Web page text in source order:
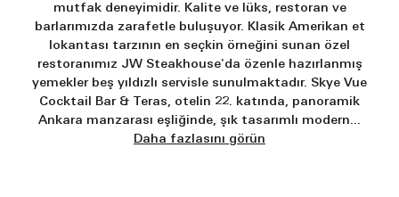
mutfak deneyimidir. Kalite ve lüks, restoran ve
barlarımızda zarafetle buluşuyor. Klasik Amerikan et
lokantası tarzının en seçkin örneğini sunan özel
restoranımız JW Steakhouse'da özenle hazırlanmış
yemekler beş yıldızlı servisle sunulmaktadır. Skye Vue
Cocktail Bar & Teras, otelin 22. katında, panoramik
Ankara manzarası eşliğinde, şık tasarımlı modern...
Daha fazlasını görün